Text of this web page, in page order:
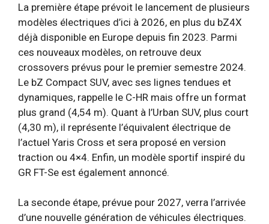
La première étape prévoit le lancement de plusieurs
modèles électriques d’ici à 2026, en plus du bZ4X
déjà disponible en Europe depuis fin 2023. Parmi
ces nouveaux modèles, on retrouve deux
crossovers prévus pour le premier semestre 2024.
Le bZ Compact SUV, avec ses lignes tendues et
dynamiques, rappelle le C-HR mais offre un format
plus grand (4,54 m). Quant à l’Urban SUV, plus court
(4,30 m), il représente l’équivalent électrique de
l’actuel Yaris Cross et sera proposé en version
traction ou 4×4. Enfin, un modèle sportif inspiré du
GR FT-Se est également annoncé.
La seconde étape, prévue pour 2027, verra l’arrivée
d’une nouvelle génération de véhicules électriques.